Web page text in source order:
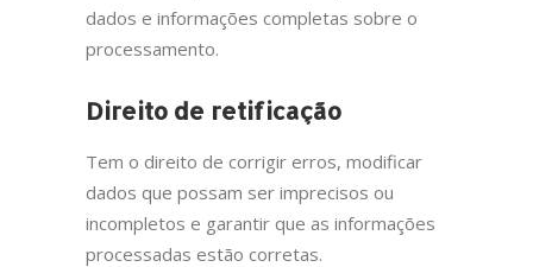
dados e informações completas sobre o
processamento.
Direito de retificação
Tem o direito de corrigir erros, modificar
dados que possam ser imprecisos ou
incompletos e garantir que as informações
processadas estão corretas.